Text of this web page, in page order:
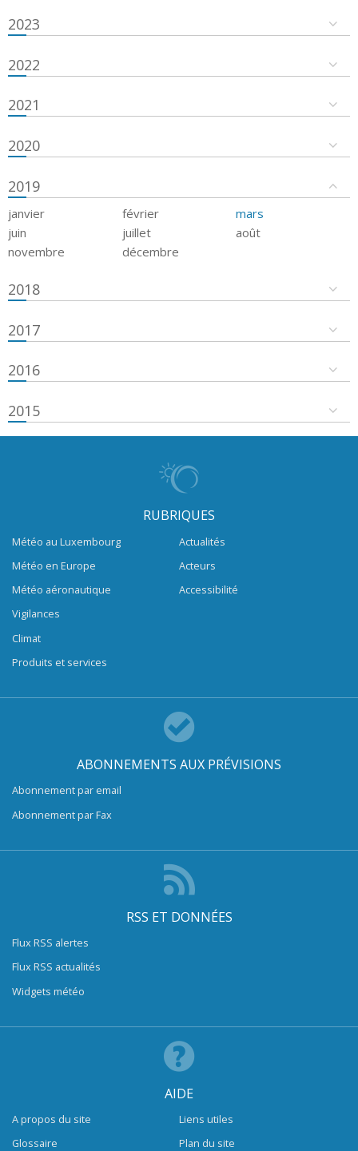
2023
2022
2021
2020
2019
janvier février
mars
juin
juillet
août
novembre
décembre
2018
2017
2016
2015
RUBRIQUES
Météo au Luxembourg
Météo en Europe
Météo aéronautique
Vigilances
Climat
Produits et services
Actualités
Acteurs
Accessibilité
ABONNEMENTS AUX PRÉVISIONS
Abonnement par email
Abonnement par Fax
RSS ET DONNÉES
Flux RSS alertes
Flux RSS actualités
Widgets météo
AIDE
A propos du site
Glossaire
Liens utiles
Plan du site